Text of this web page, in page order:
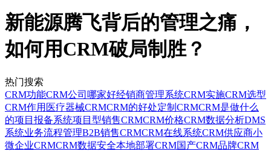
新能源腾飞背后的管理之痛，
如何用CRM破局制胜？
热门搜索
CRM功能CRM公司哪家好经销商管理系统CRM实施CRM选型
CRM作用 医疗器械CRMCRM的好处定制CRMCRM是做什么
的项目报备系统项目型销售CRMCRM价格CRM数据分析DMS
系统业务流程管理B2B销售CRMCRM在线系统CRM供应商小
微企业CRMCRM数据安全本地部署CRM国产CRM品牌CRM